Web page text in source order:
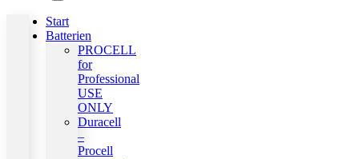
Start
Batterien
PROCELL
for
Professional
USE
ONLY
Duracell
–
Procell